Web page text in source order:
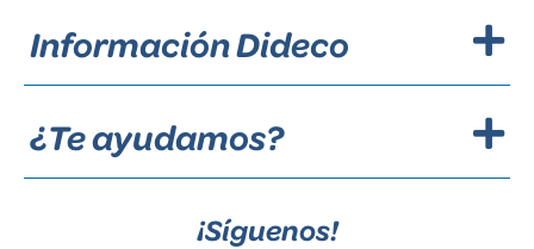
Información Dideco
¿Te ayudamos?
¡Síguenos!